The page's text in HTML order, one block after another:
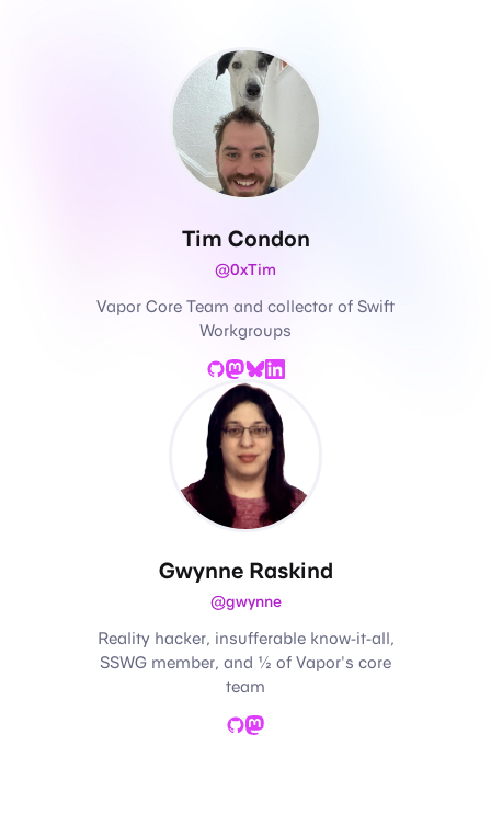
Tim Condon
@0xTim
Vapor Core Team and collector of Swift
Workgroups
GitHub
Mastodon
Bluesky
LinkedIn
Gwynne Raskind
@gwynne
Reality hacker, insufferable know-it-all,
SSWG member, and ½ of Vapor's core
team
GitHub
Mastodon